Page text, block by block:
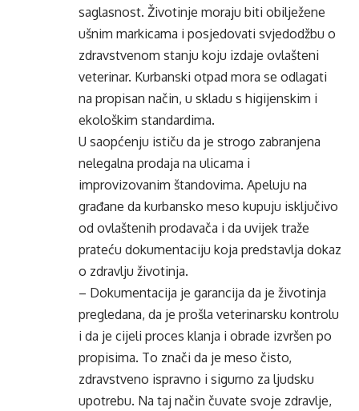
saglasnost. Životinje moraju biti obilježene
ušnim markicama i posjedovati svjedodžbu o
zdravstvenom stanju koju izdaje ovlašteni
veterinar. Kurbanski otpad mora se odlagati
na propisan način, u skladu s higijenskim i
ekološkim standardima.
U saopćenju ističu da je strogo zabranjena
nelegalna prodaja na ulicama i
improvizovanim štandovima. Apeluju na
građane da kurbansko meso kupuju isključivo
od ovlaštenih prodavača i da uvijek traže
prateću dokumentaciju koja predstavlja dokaz
o zdravlju životinja.
– Dokumentacija je garancija da je životinja
pregledana, da je prošla veterinarsku kontrolu
i da je cijeli proces klanja i obrade izvršen po
propisima. To znači da je meso čisto,
zdravstveno ispravno i sigurno za ljudsku
upotrebu. Na taj način čuvate svoje zdravlje,